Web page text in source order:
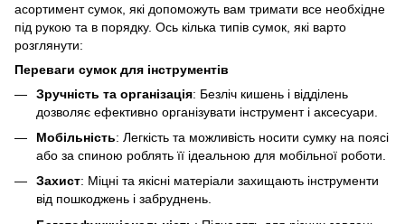
асортимент сумок, які допоможуть вам тримати все необхідне
під рукою та в порядку. Ось кілька типів сумок, які варто
розглянути:
Переваги сумок для інструментів
Зручність та організація: Безліч кишень і відділень
дозволяє ефективно організувати інструмент і аксесуари.
Мобільність: Легкість та можливість носити сумку на поясі
або за спиною роблять її ідеальною для мобільної роботи.
Захист: Міцні та якісні матеріали захищають інструменти
від пошкоджень і забруднень.